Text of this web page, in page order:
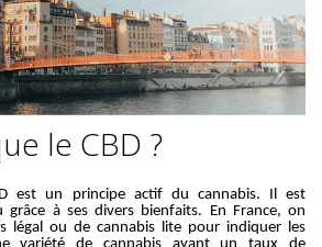
le CBD ?
est un principe actif du cannabis. Il est
grâce à ses divers bienfaits. En France, on
légal ou de cannabis lite pour indiquer les